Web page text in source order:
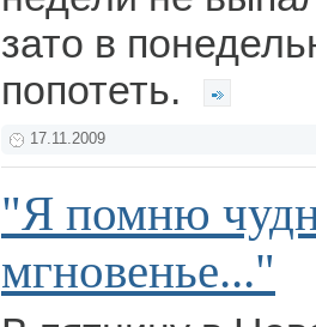
зато в
попотеть.
17.11.2009
"Я помню
мгновенье..."